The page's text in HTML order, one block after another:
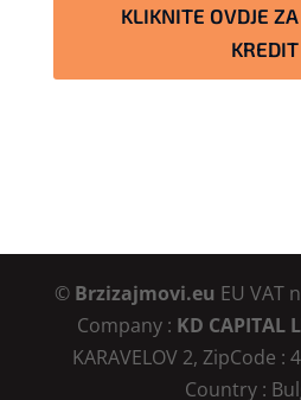
KLIKNITE OVDJE
KREDIT
© Brzizajmovi.eu EU VAT
Company : KD CAPITAL
KARAVELOV 2, ZipCode :
Country :